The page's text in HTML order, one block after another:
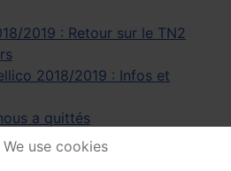
2019 : Retour sur le TN2
2018/2019 : Infos et
a quittés
Double Scotch du 01/11
We use cookies